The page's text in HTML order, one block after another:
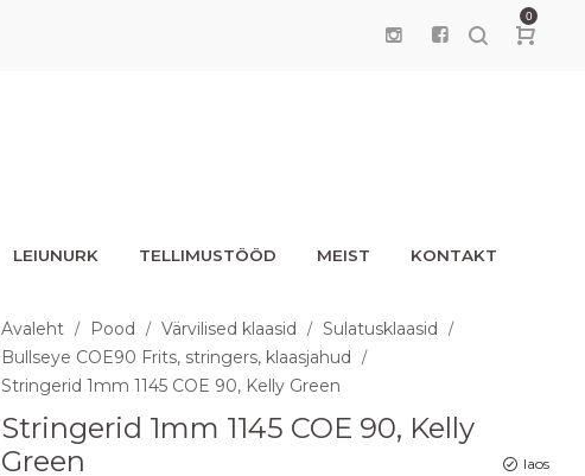
0
LEIUNURK TELLIMUSTÖÖD MEIST KONTAKT
Avaleht / Pood / Värvilised klaasid / Sulatusklaasid /
Bullseye COE90 Frits, stringers, klaasjahud /
Stringerid 1mm 1145 COE 90, Kelly Green
Stringerid 1mm 1145 COE 90, Kelly
Green
laos